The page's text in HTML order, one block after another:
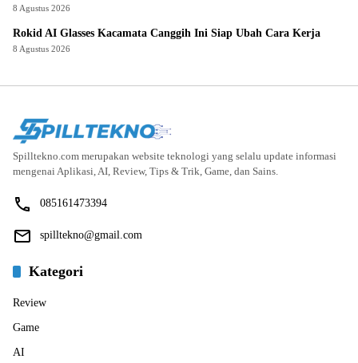
8 Agustus 2026
Rokid AI Glasses Kacamata Canggih Ini Siap Ubah Cara Kerja
8 Agustus 2026
Spilltekno.com merupakan website teknologi yang selalu update informasi
mengenai Aplikasi, AI, Review, Tips & Trik, Game, dan Sains.
085161473394
spilltekno@gmail.com
Kategori
Review
Game
AI